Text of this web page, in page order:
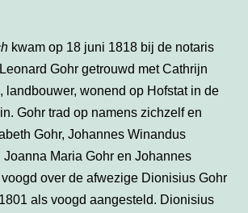
kwam op 18 juni 1818 bij de notaris
Gohr getrouwd met Cathrijn
landbouwer, wonend op Hofstat in de
Gohr trad op namens zichzelf en
Gohr, Johannes Winandus
Joanna Maria Gohr en Johannes
over de afwezige Dionisius Gohr
als voogd aangesteld. Dionisius